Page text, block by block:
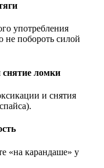
употребления
не побороть силой
снятие ломки
и снятия
«на карандаше» у